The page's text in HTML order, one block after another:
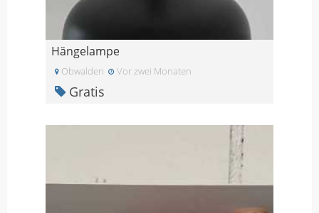
Hängelampe
Obwalden Vor zwei Monaten
Gratis